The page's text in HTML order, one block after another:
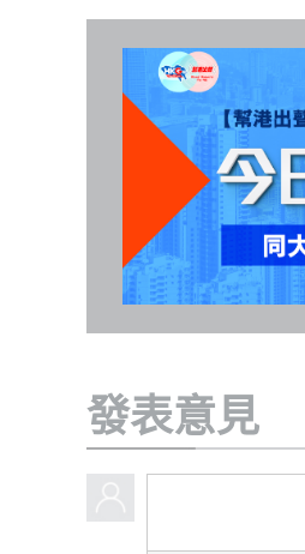
發表意見